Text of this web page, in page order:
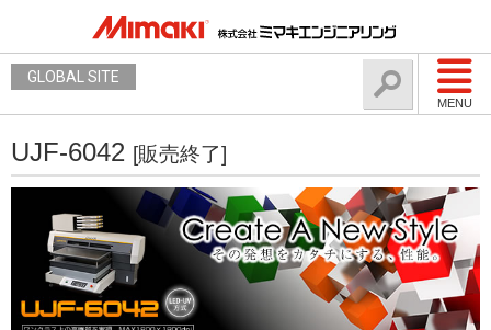
MENU
GLOBAL SITE
UJF-6042 [販売終了]